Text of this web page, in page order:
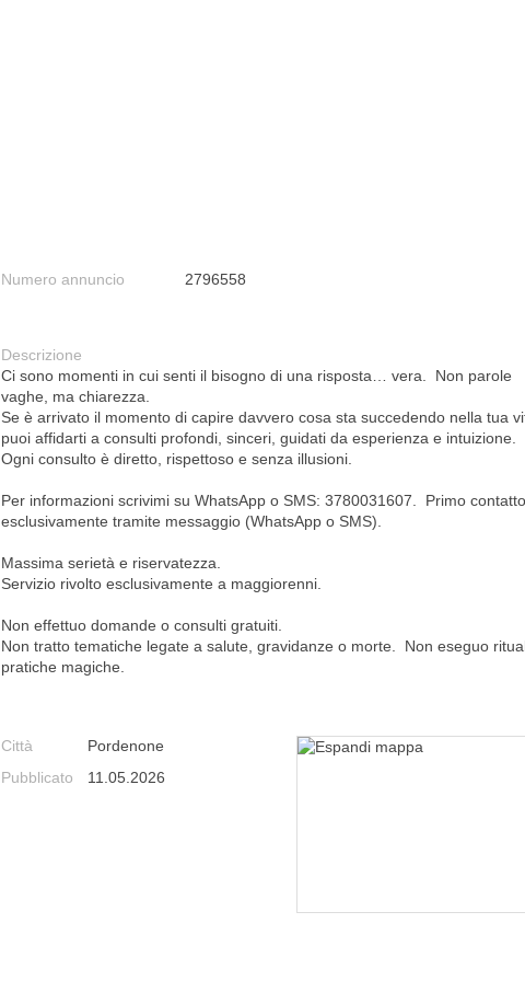
Numero annuncio 2796558
Descrizione
Ci sono momenti in cui senti il bisogno di una risposta… vera. Non parole
vaghe, ma chiarezza.
Se è arrivato il momento di capire davvero cosa sta succedendo nella tua
puoi affidarti a consulti profondi, sinceri, guidati da esperienza e intuizione.
Ogni consulto è diretto, rispettoso e senza illusioni.
Per informazioni scrivimi su WhatsApp o SMS: 3780031607. Primo contatto
esclusivamente tramite messaggio (WhatsApp o SMS).
Massima serietà e riservatezza.
Servizio rivolto esclusivamente a maggiorenni.
Non effettuo domande o consulti gratuiti.
Non tratto tematiche legate a salute, gravidanze o morte. Non eseguo
pratiche magiche.
Città
Pordenone
Pubblicato
11.05.2026